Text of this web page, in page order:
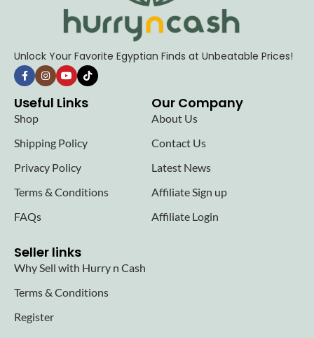
Unlock Your Favorite Egyptian Finds at Unbeatable Prices!
Useful Links
Shop
Shipping Policy
Privacy Policy
Terms & Conditions
FAQs
Our Company
About Us
Contact Us
Latest News
Affiliate Sign up
Affiliate Login
Seller links
Why Sell with Hurry n Cash
Terms & Conditions
Register